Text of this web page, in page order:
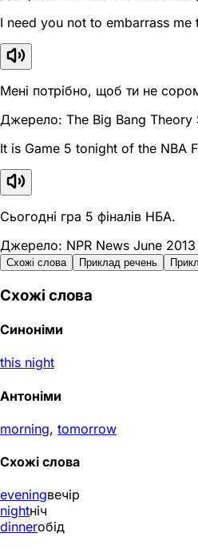
I need you not to embarrass me
Мені потрібно, щоб ти не
Джерело: The Big Bang Theory
It is Game 5 tonight of the NBA
Сьогодні гра 5 фіналів НБА.
Джерело: NPR News June
Схожі слова Приклад речень
Схожі слова
Синоніми
this night
Антоніми
morning, tomorrow
Схожі слова
eveningвечір
nightніч
dinnerобід